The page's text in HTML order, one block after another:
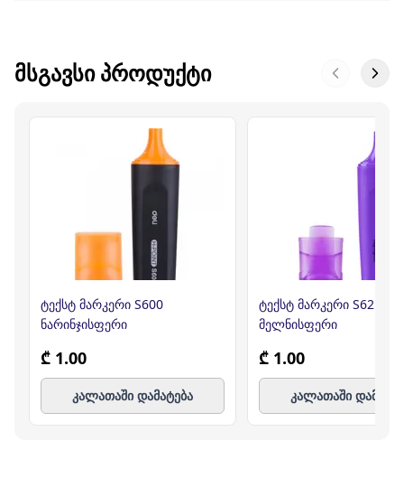
ᲛᲡᲒᲐᲕᲡᲘ ᲞᲠᲝᲓᲣᲥᲢᲘ
ტექსტ მარკერი S600
ნარინჯისფერი
₾ 1.00
კალათაში დამატება
ტექსტ მარკერი S621/P
მელნისფერი
₾ 1.00
კალათაში